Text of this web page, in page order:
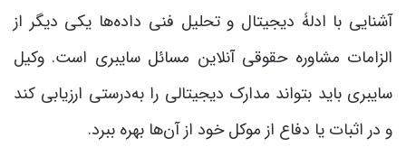
آشنایی با ادلۀ دیجیتال و تحلیل فنی داده‌ها یکی دیگر از
الزامات مشاوره حقوقی آنلاین مسائل سایبری است. وکیل
سایبری باید بتواند مدارک دیجیتالی را به‌درستی ارزیابی کند
و در اثبات یا دفاع از موکل خود از آن‌ها بهره ببرد.